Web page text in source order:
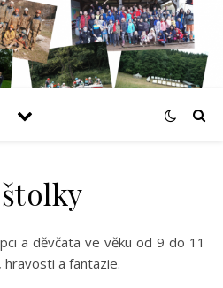
a fantazie.